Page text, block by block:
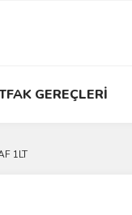
GEREÇLERİ
1LT